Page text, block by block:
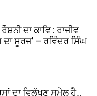
ਦਾ ਕਾਵਿ : ਰਾਜੀਵ
ਦਾ ਸੂਰਜ’ — ਰਵਿੰਦਰ ਸਿੰਘ
ਦਾ ਵਿਲੱਖਣ ਸੁਮੇਲ ਹੈ…